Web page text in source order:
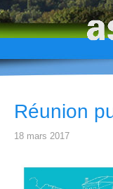
HISTOIRE
Réunion
18 mars 2017